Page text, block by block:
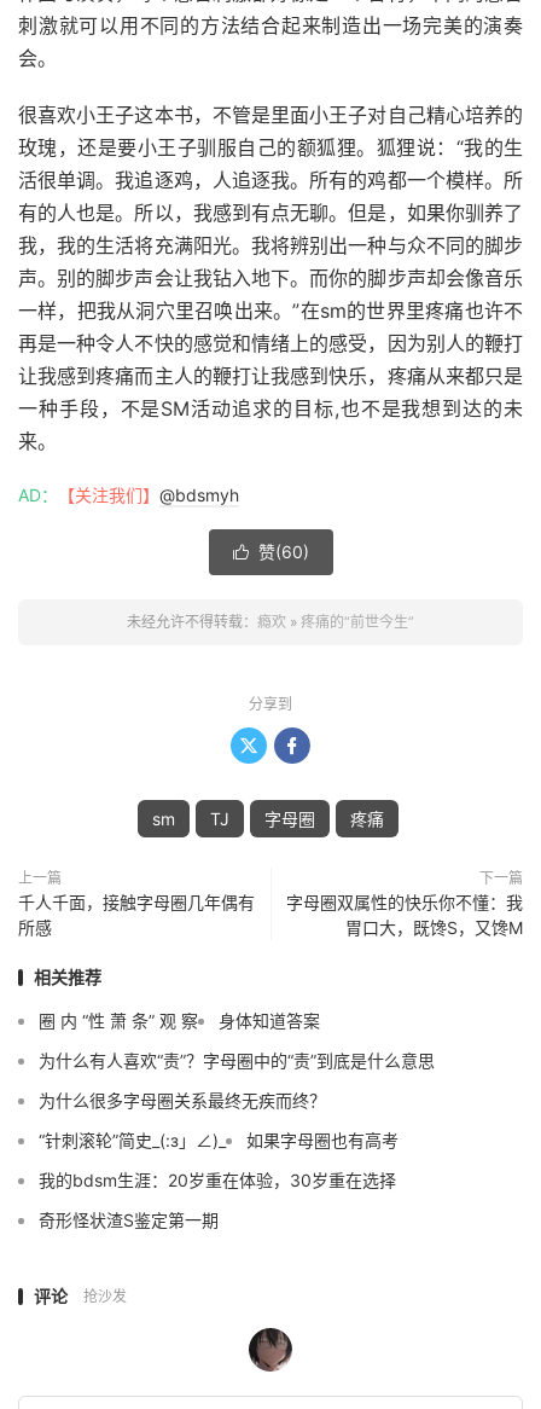
刺激就可以用不同的方法结合起来制造出一场完美的演奏
会。
很喜欢小王子这本书，不管是里面小王子对自己精心培养的
玫瑰，还是要小王子驯服自己的额狐狸。狐狸说：“我的生
活很单调。我追逐鸡，人追逐我。所有的鸡都一个模样。所
有的人也是。所以，我感到有点无聊。但是，如果你驯养了
我，我的生活将充满阳光。我将辨别出一种与众不同的脚步
声。别的脚步声会让我钻入地下。而你的脚步声却会像音乐
一样，把我从洞穴里召唤出来。”在sm的世界里疼痛也许不
再是一种令人不快的感觉和情绪上的感受，因为别人的鞭打
让我感到疼痛而主人的鞭打让我感到快乐，疼痛从来都只是
一种手段，不是SM活动追求的目标,也不是我想到达的未
来。
AD： 【关注我们】 @bdsmyh
 赞(60)
未经允许不得转载： 瘾欢 » 疼痛的“前世今生”
分享到
 
sm TJ 字母圈 疼痛
上一篇
千人千面，接触字母圈几年偶有
所感
下一篇
字母圈双属性的快乐你不懂：我
胃口大，既馋S，又馋M
相关推荐
圈 内 “性 萧 条” 观 察
身体知道答案
为什么有人喜欢“责”？字母圈中的“责”到底是什么意思
为什么很多字母圈关系最终无疾而终？
“针刺滚轮”简史_(:з」∠)_
如果字母圈也有高考
我的bdsm生涯：20岁重在体验，30岁重在选择
奇形怪状渣S鉴定第一期
评论 抢沙发